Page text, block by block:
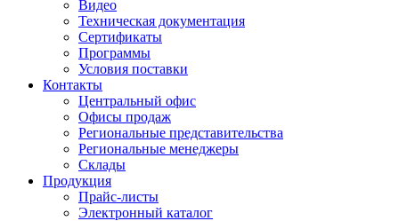
Видео
Техническая документация
Сертификаты
Программы
Условия поставки
Контакты
Центральный офис
Офисы продаж
Региональные представительства
Региональные менеджеры
Склады
Продукция
Прайс-листы
Электронный каталог